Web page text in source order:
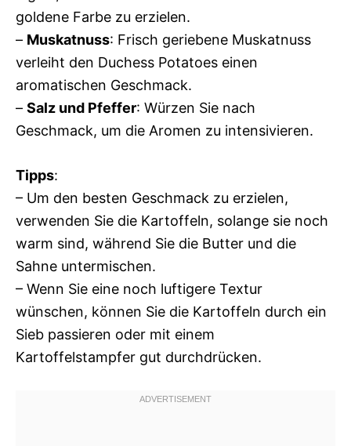
goldene Farbe zu erzielen.
– Muskatnuss: Frisch geriebene Muskatnuss
verleiht den Duchess Potatoes einen
aromatischen Geschmack.
– Salz und Pfeffer: Würzen Sie nach
Geschmack, um die Aromen zu intensivieren.
Tipps:
– Um den besten Geschmack zu erzielen,
verwenden Sie die Kartoffeln, solange sie noch
warm sind, während Sie die Butter und die
Sahne untermischen.
– Wenn Sie eine noch luftigere Textur
wünschen, können Sie die Kartoffeln durch ein
Sieb passieren oder mit einem
Kartoffelstampfer gut durchdrücken.